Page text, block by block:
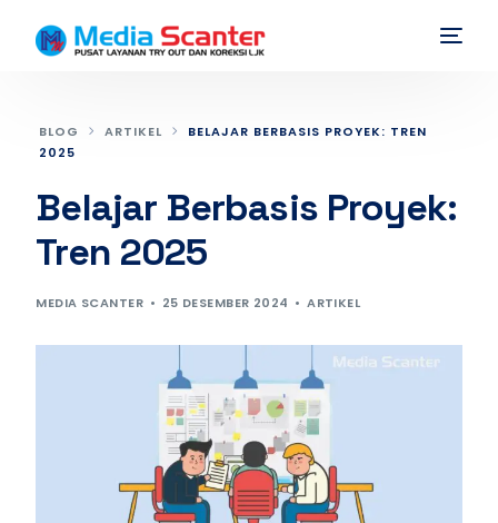
BLOG ARTIKEL
BELAJAR BERBASIS PROYEK: TREN
2025
Belajar Berbasis Proyek:
Tren 2025
MEDIA SCANTER 25 DESEMBER 2024 ARTIKEL